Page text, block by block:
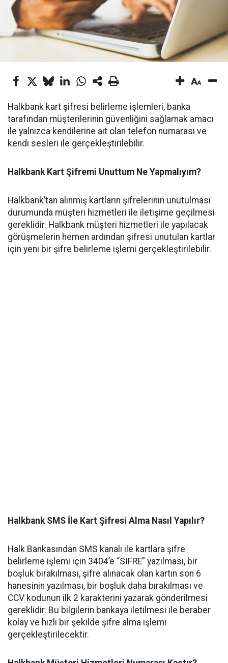
Halkbank kart şifresi belirleme işlemleri, banka
tarafından müşterilerinin güvenliğini sağlamak amacı
ile yalnızca kendilerine ait olan telefon numarası ve
kendi sesleri ile gerçekleştirilebilir.
Halkbank Kart Şifremi Unuttum Ne Yapmalıyım?
Halkbank’tan alınmış kartların şifrelerinin unutulması
durumunda müşteri hizmetleri ile iletişime geçilmesi
gereklidir. Halkbank müşteri hizmetleri ile yapılacak
görüşmelerin hemen ardından şifresi unutulan kartlar
için yeni bir şifre belirleme işlemi gerçekleştirilebilir.
Halkbank SMS İle Kart Şifresi Alma Nasıl Yapılır?
Halk Bankasından SMS kanalı ile kartlara şifre
belirleme işlemi için 3404’e “SIFRE” yazılması, bir
boşluk bırakılması, şifre alınacak olan kartın son 6
hanesinin yazılması, bir boşluk daha bırakılması ve
CCV kodunun ilk 2 karakterini yazarak gönderilmesi
gereklidir. Bu bilgilerin bankaya iletilmesi ile beraber
kolay ve hızlı bir şekilde şifre alma işlemi
gerçekleştirilecektir.